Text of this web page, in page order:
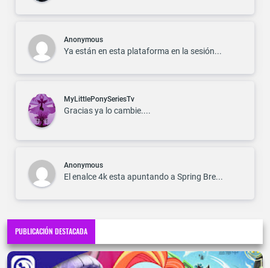
Anonymous
Ya están en esta plataforma en la sesión...
MyLittlePonySeriesTv
Gracias ya lo cambie....
Anonymous
El enalce 4k esta apuntando a Spring Bre...
PUBLICACIÓN DESTACADA